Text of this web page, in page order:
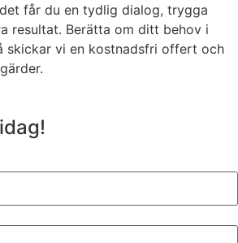
får du en tydlig dialog, trygga
resultat. Berätta om ditt behov i
skickar vi en kostnadsfri offert och